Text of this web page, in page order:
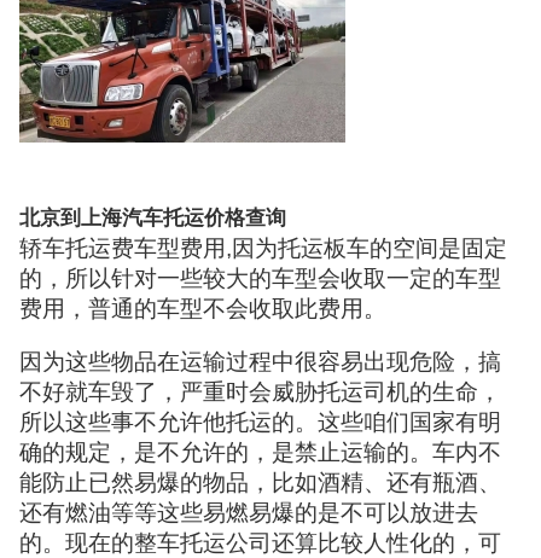
北京到上海汽车托运价格查询
轿车托运费车型费用,因为托运板车的空间是固定
的，所以针对一些较大的车型会收取一定的车型
费用，普通的车型不会收取此费用。
因为这些物品在运输过程中很容易出现危险，搞
不好就车毁了，严重时会威胁托运司机的生命，
所以这些事不允许他托运的。这些咱们国家有明
确的规定，是不允许的，是禁止运输的。车内不
能防止已然易爆的物品，比如酒精、还有瓶酒、
还有燃油等等这些易燃易爆的是不可以放进去
的。现在的整车托运公司还算比较人性化的，可